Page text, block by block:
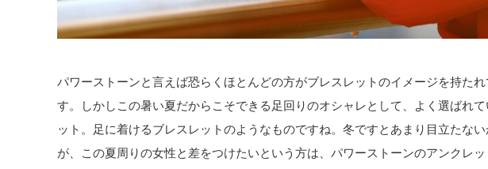
パワーストーンと言えば恐らくほとんどの方がブレスレットのイメージを持たれ
す。しかしこの暑い夏だからこそできる足回りのオシャレとして、よく選ばれ
ット。足に着けるブレスレットのようなものですね。冬ですとあまり目立たな
が、この夏周りの女性と差をつけたいという方は、パワーストーンのアンクレ